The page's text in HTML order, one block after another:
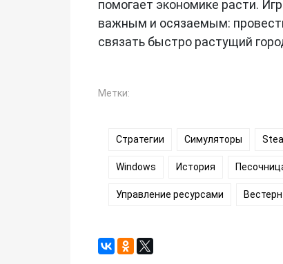
помогает экономике расти.
важным и осязаемым:
связать быстро растущий
Метки:
Стратегии Симуляторы
Windows История
Управление ресурсами Вестерн